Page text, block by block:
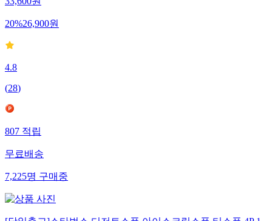
33,600원
20%26,900원
4.8
(28)
807적립
무료배송
7,225명구매중